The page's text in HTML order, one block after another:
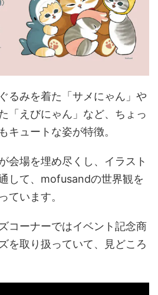
るみを着た「サメにゃん」や
「えびにゃん」など、ちょっ
キュートな姿が特徴。
会場を埋め尽くし、イラスト
して、mofusandの世界観を
ています。
コーナーではイベント記念商
を取り扱っていて、見どころ